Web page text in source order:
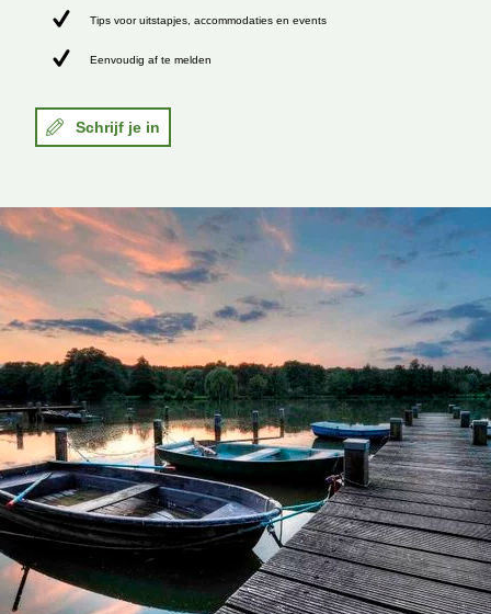
Tips voor uitstapjes, accommodaties en events
Eenvoudig af te melden
Schrijf je in